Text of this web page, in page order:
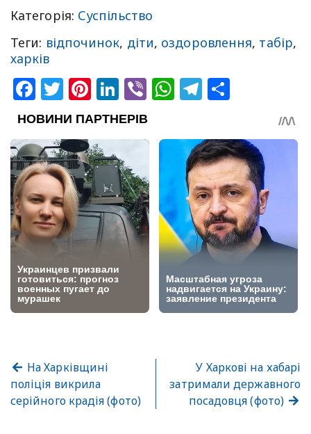
Категорія: Суспільство
Теги: відпочинок, діти, оздоровлення, табір,
харків
Facebook
Twitter
Pinterest
LinkedIn
ViberWhatsApp
Telegram
На Харківщині
поліція викрила
серійного крадія (фото)
У Харкові на хабарі
затримали державного
посадовця (фото)